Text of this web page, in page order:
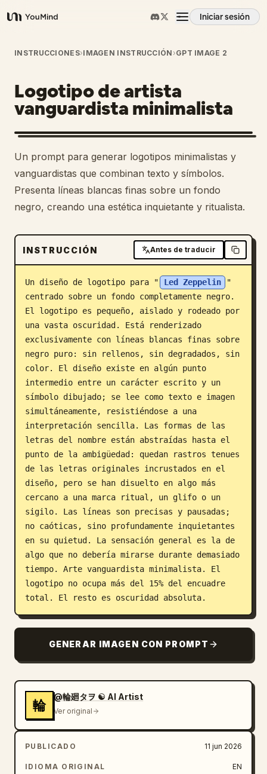
YouMind
Iniciar sesión
Resumen
Casos de uso
Habilidades
Prompts
Precios
Descargar
Blog
Actualizaciones
INSTRUCCIONES›IMAGEN INSTRUCCIÓN ›GPT IMAGE 2
Logotipo de artista
vanguardista minimalista
Un prompt para generar logotipos minimalistas y
vanguardistas que combinan texto y símbolos.
Presenta líneas blancas finas sobre un fondo
negro, creando una estética inquietante y ritualista.
INSTRUCCIÓN Antes de traducir
Un diseño de logotipo para " Led Zeppelin
"
centrado sobre un fondo completamente negro.
El logotipo es pequeño, aislado y rodeado por
una vasta oscuridad. Está renderizado
exclusivamente con líneas blancas finas sobre
negro puro: sin rellenos, sin degradados, sin
color. El diseño existe en algún punto
intermedio entre un carácter escrito y un
símbolo dibujado; se lee como texto e imagen
simultáneamente, resistiéndose a una
interpretación sencilla. Las formas de las
letras del nombre están abstraídas hasta el
punto de la ambigüedad: quedan rastros tenues
de las letras originales incrustados en el
diseño, pero se han disuelto en algo más
cercano a una marca ritual, un glifo o un
sigilo. Las líneas son precisas y pausadas;
no caóticas, sino profundamente inquietantes
en su quietud. La sensación general es la de
algo que no debería mirarse durante demasiado
tiempo. Arte vanguardista minimalista. El
logotipo no ocupa más del 15% del encuadre
total. El resto es oscuridad absoluta.
GENERAR IMAGEN CON PROMPT
輪
@輪廻タヲ ☯ AI Artist
Ver original
PUBLICADO 11 jun 2026
IDIOMA ORIGINAL EN